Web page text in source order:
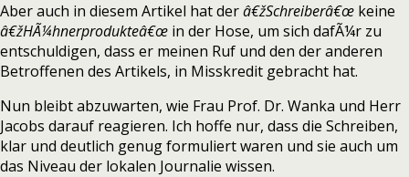
Aber auch in diesem Artikel hat derâ€žSchreiberâ€œ keine
â€žHÃ¼hnerprodukteâ€œ in der Hose, um sich dafÃ¼r zu
entschuldigen, dass er meinen Ruf und den der anderen
Betroffenen des Artikels, in Misskredit gebracht hat.
Nun bleibt abzuwarten, wie Frau Prof. Dr. Wanka und Herr
Jacobs darauf reagieren. Ich hoffe nur, dass die Schreiben,
klar und deutlich genug formuliert waren und sie auch um
das Niveau der lokalen Journalie wissen.